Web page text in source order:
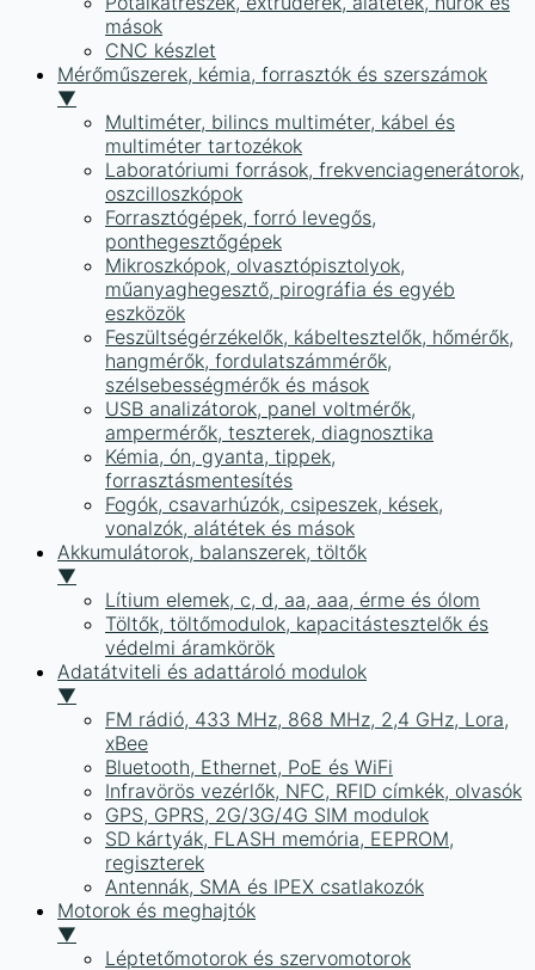
mások
CNC készlet
Mérőműszerek, kémia, forrasztók és szerszámok
▼
Multiméter, bilincs multiméter, kábel és
multiméter tartozékok
Laboratóriumi források, frekvenciagenerátorok,
oszcilloszkópok
Forrasztógépek, forró levegős,
ponthegesztőgépek
Mikroszkópok, olvasztópisztolyok,
műanyaghegesztő, pirográfia és egyéb
eszközök
Feszültségérzékelők, kábeltesztelők, hőmérők,
hangmérők, fordulatszámmérők,
szélsebességmérők és mások
USB analizátorok, panel voltmérők,
ampermérők, teszterek, diagnosztika
Kémia, ón, gyanta, tippek,
forrasztásmentesítés
Fogók, csavarhúzók, csipeszek, kések,
vonalzók, alátétek és mások
Akkumulátorok, balanszerek, töltők
▼
Lítium elemek, c, d, aa, aaa, érme és ólom
Töltők, töltőmodulok, kapacitástesztelők és
védelmi áramkörök
Adatátviteli és adattároló modulok
▼
FM rádió, 433 MHz, 868 MHz, 2,4 GHz, Lora,
xBee
Bluetooth, Ethernet, PoE és WiFi
Infravörös vezérlők, NFC, RFID címkék, olvasók
GPS, GPRS, 2G/3G/4G SIM modulok
SD kártyák, FLASH memória, EEPROM,
regiszterek
Antennák, SMA és IPEX csatlakozók
Motorok és meghajtók
▼
Léptetőmotorok és szervomotorok